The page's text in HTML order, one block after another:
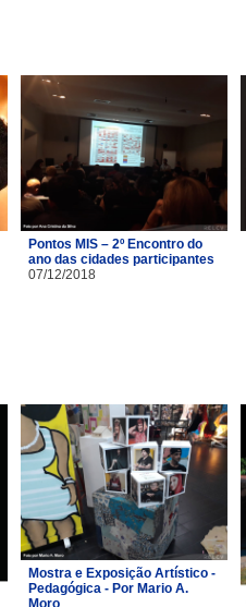
Pontos MIS – 2º Encontro do
ano das cidades participantes
07/12/2018
Mostra e Exposição Artístico -
Pedagógica - Por Mario A.
Moro